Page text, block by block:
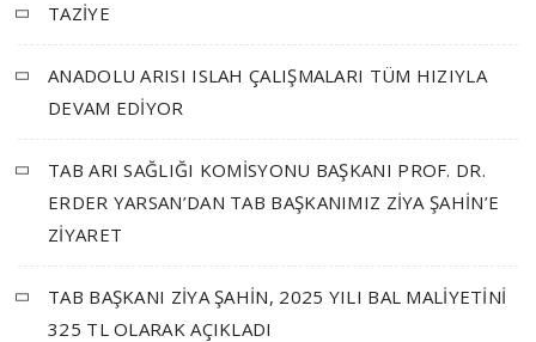
TAZİYE
ANADOLU ARISI ISLAH ÇALIŞMALARI TÜM HIZIYLA
DEVAM EDİYOR
TAB ARI SAĞLIĞI KOMİSYONU BAŞKANI PROF. DR.
ERDER YARSAN’DAN TAB BAŞKANIMIZ ZİYA ŞAHİN’E
ZİYARET
TAB BAŞKANI ZİYA ŞAHİN, 2025 YILI BAL MALİYETİNİ
325 TL OLARAK AÇIKLADI